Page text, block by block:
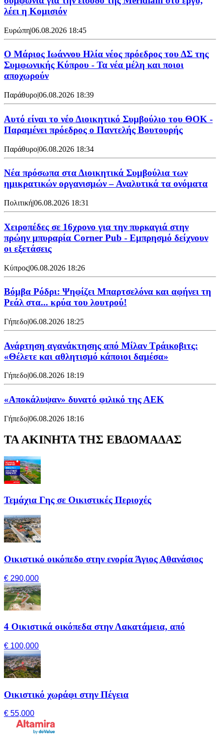
λέει η Κομισιόν
Ευρώπη|06.08.2026 18:45
Ο Μάριος Ιωάννου Ηλία νέος πρόεδρος του ΔΣ της
Συμφωνικής Κύπρου - Τα νέα μέλη και ποιοι
αποχωρούν
Παράθυρο|06.08.2026 18:39
Αυτό είναι το νέο Διοικητικό Συμβούλιο του ΘΟΚ -
Παραμένει πρόεδρος ο Παντελής Βουτουρής
Παράθυρο|06.08.2026 18:34
Νέα πρόσωπα στα Διοικητικά Συμβούλια των
ημικρατικών οργανισμών – Αναλυτικά τα ονόματα
Πολιτική|06.08.2026 18:31
Χειροπέδες σε 16χρονο για την πυρκαγιά στην
πρώην μπυραρία Corner Pub - Εμπρησμό δείχνουν
οι εξετάσεις
Κύπρος|06.08.2026 18:26
Βόμβα Ρόδρι: Ψηφίζει Μπαρτσελόνα και αφήνει τη
Ρεάλ στα... κρύα του λουτρού!
Γήπεδο|06.08.2026 18:25
Ανάρτηση αγανάκτησης από Μίλαν Τράικοβιτς:
«Θέλετε και αθλητισμό κάποιοι δαμέσα»
Γήπεδο|06.08.2026 18:19
«Αποκάλυψαν» δυνατό φιλικό της ΑΕΚ
Γήπεδο|06.08.2026 18:16
ΤΑ ΑΚΙΝΗΤΑ ΤΗΣ ΕΒΔΟΜΑΔΑΣ
Τεμάχια Γης σε Οικιστικές Περιοχές
Οικιστικό οικόπεδο στην ενορία Άγιος Αθανάσιος
€ 290,000
4 Οικιστικά οικόπεδα στην Λακατάμεια, από
€ 100,000
Οικιστικό χωράφι στην Πέγεια
€ 55,000